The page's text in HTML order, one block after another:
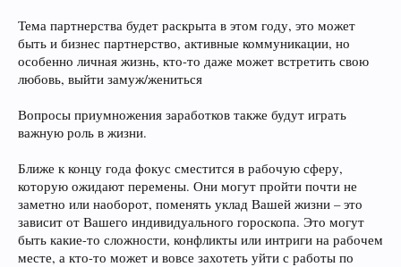
Тема партнерства будет раскрыта в этом году, это может
быть и бизнес партнерство, активные коммуникации, но
особенно личная жизнь, кто-то даже может встретить свою
любовь, выйти замуж/жениться
Вопросы приумножения заработков также будут играть
важную роль в жизни.
Ближе к концу года фокус сместится в рабочую сферу,
которую ожидают перемены. Они могут пройти почти не
заметно или наоборот, поменять уклад Вашей жизни – это
зависит от Вашего индивидуального гороскопа. Это могут
быть какие-то сложности, конфликты или интриги на рабочем
месте, а кто-то может и вовсе захотеть уйти с работы по